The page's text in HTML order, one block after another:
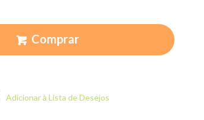
Comprar
Adicionar à Lista de Desejos